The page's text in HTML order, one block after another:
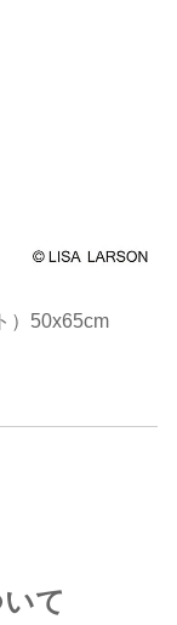
）50x65cm
て